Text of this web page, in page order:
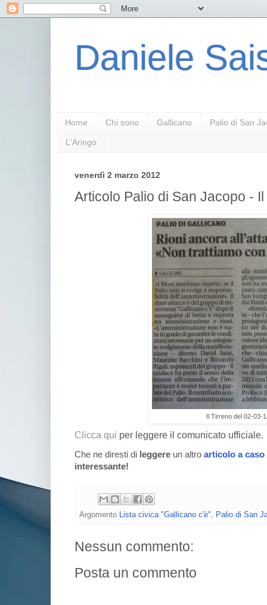
Daniele
Home Chi sono Gallicano Palio di San
L'Aringo
venerdì 2 marzo 2012
Articolo Palio di San Jacopo -
Il Tirreno del 02-03-
Clicca qui per leggere il comunicato ufficiale.
Che ne diresti di leggere un altro articolo a caso
interessante!
Argomento Lista civica "Gallicano c'è", Palio di San
Nessun commento:
Posta un commento